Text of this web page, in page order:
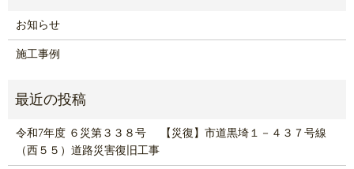
お知らせ
施工事例
令和7年度 ６災第３３８号 【災復】市道黒埼１－４３７号線
（西５５）道路災害復旧工事